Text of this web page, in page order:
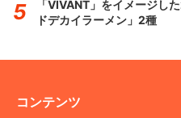
「VIVANT」をイメージ
ドデカイラーメン」2種
コンテンツ